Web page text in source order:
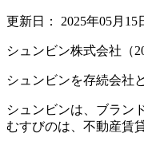
更新日： 2025年05月15
シュンビン株式会社（
シュンビンを存続会社
シュンビンは、ブラン
むすびのは、不動産賃